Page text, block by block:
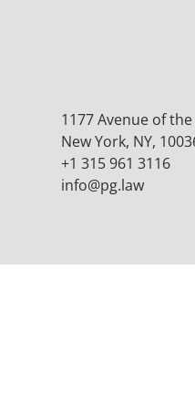
1177 Avenue of
New York, NY,
+1 315 961 3116
info@pg.law